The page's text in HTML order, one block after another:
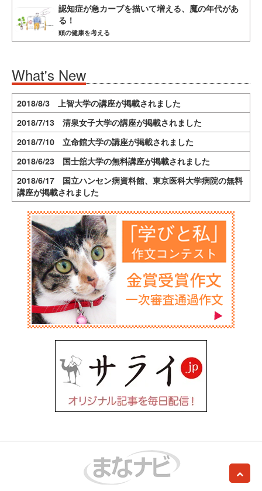
認知症が急カーブを描いて増える、魔の年代があ
る！
頭の健康を考える
What's New
2018/8/3 上智大学の講座が掲載されました
2018/7/13 清泉女子大学の講座が掲載されました
2018/7/10 立命館大学の講座が掲載されました
2018/6/23 国士舘大学の無料講座が掲載されました
2018/6/17 国立ハンセン病資料館、東京医科大学病院の無料
講座が掲載されました